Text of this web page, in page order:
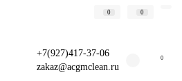
0 0
+7(927)417-37-06
zakaz@acgmclean.ru
0